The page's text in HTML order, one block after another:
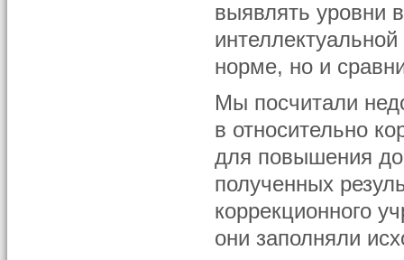
выявлять уровни
норме, но и
Мы посчитали
в относительно
для повышения
полученных
коррекционного
они заполняли